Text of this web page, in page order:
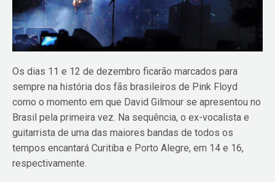
Os dias 11 e 12 de dezembro ficarão marcados para
sempre na história dos fãs brasileiros de Pink Floyd
como o momento em que David Gilmour se apresentou no
Brasil pela primeira vez. Na sequência, o ex-vocalista e
guitarrista de uma das maiores bandas de todos os
tempos encantará Curitiba e Porto Alegre, em 14 e 16,
respectivamente.